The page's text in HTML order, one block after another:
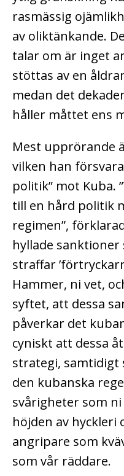
rasmässig
av oliktänkande.
talar om är inget
stöttas av en
medan det
håller måttet ens
Mest upprörande
vilken han
politik” mot Kuba.
till en hård politik
regimen”,
hyllade
straffar
Hammer, ni vet,
syftet, att dessa
påverkar det
cyniskt att dessa
strategi, samtidigt
den kubanska
svårigheter som
höjden av hyckleri
angripare som
som vår räddare.